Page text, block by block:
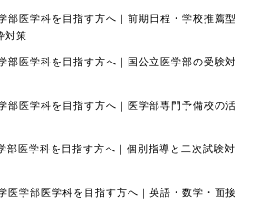
部医学科を目指す方へ｜前期日程・学校推薦型
対策
部医学科を目指す方へ｜国公立医学部の受験対
部医学科を目指す方へ｜医学部専門予備校の活
部医学科を目指す方へ｜個別指導と二次試験対
医学部医学科を目指す方へ｜英語・数学・面接